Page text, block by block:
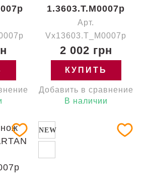
1.3603.T.M0007p
Арт.
Vx13603.T_M0007p
2 002 грн
КУПИТЬ
Добавить в сравнение
В наличии
NEW